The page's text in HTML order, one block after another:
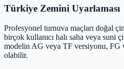
Türkiye Zemini Uyarlaması
Profesyonel turnuva maçları doğal
birçok kullanıcı halı saha veya suni
modelin AG veya TF versiyonu, FG
olabilir.